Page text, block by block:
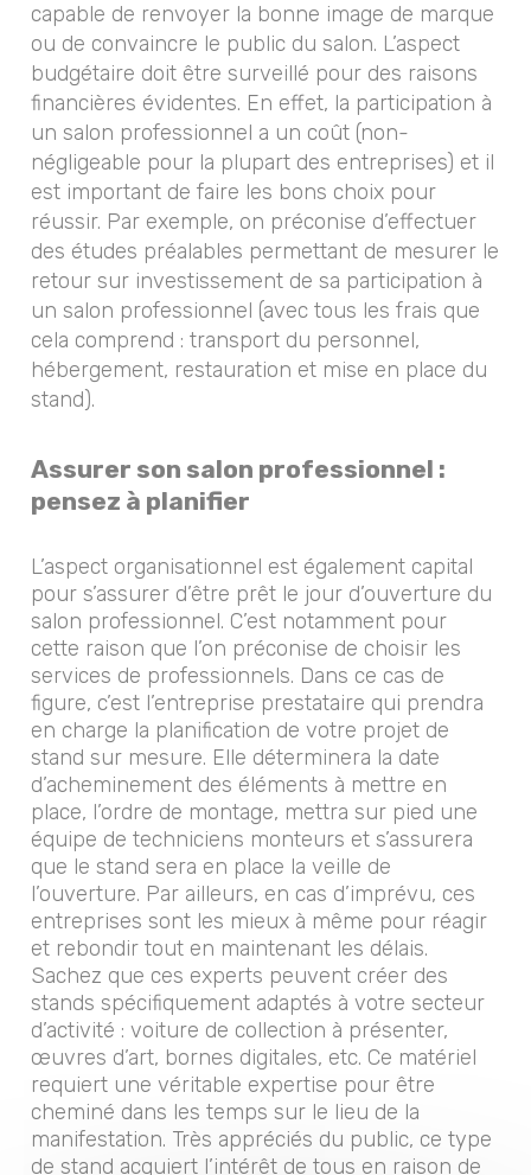
capable de renvoyer la bonne image de marque
ou de convaincre le public du salon. L’aspect
budgétaire doit être surveillé pour des raisons
financières évidentes. En effet, la participation à
un salon professionnel a un coût (non-
négligeable pour la plupart des entreprises) et il
est important de faire les bons choix pour
réussir. Par exemple, on préconise d’effectuer
des études préalables permettant de mesurer le
retour sur investissement de sa participation à
un salon professionnel (avec tous les frais que
cela comprend : transport du personnel,
hébergement, restauration et mise en place du
stand).
Assurer son salon professionnel :
pensez à planifier
L’aspect organisationnel est également capital
pour s’assurer d’être prêt le jour d’ouverture du
salon professionnel. C’est notamment pour
cette raison que l’on préconise de choisir les
services de professionnels. Dans ce cas de
figure, c’est l’entreprise prestataire qui prendra
en charge la planification de votre projet de
stand sur mesure. Elle déterminera la date
d’acheminement des éléments à mettre en
place, l’ordre de montage, mettra sur pied une
équipe de techniciens monteurs et s’assurera
que le stand sera en place la veille de
l’ouverture. Par ailleurs, en cas d’imprévu, ces
entreprises sont les mieux à même pour réagir
et rebondir tout en maintenant les délais.
Sachez que ces experts peuvent créer des
stands spécifiquement adaptés à votre secteur
d’activité : voiture de collection à présenter,
œuvres d’art, bornes digitales, etc. Ce matériel
requiert une véritable expertise pour être
cheminé dans les temps sur le lieu de la
manifestation. Très appréciés du public, ce type
de stand acquiert l’intérêt de tous en raison de